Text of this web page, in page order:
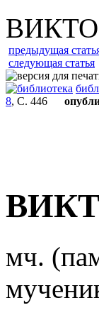
предыдущая
следующая статья
8, С. 446
мч.